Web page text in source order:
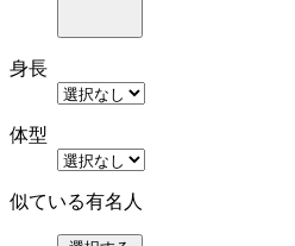
身長
体型
似ている有名人